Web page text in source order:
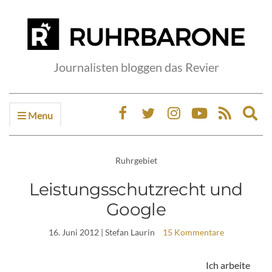
Journalisten bloggen das Revier
Menu
Ruhrgebiet
Leistungsschutzrecht und
Google
16. Juni 2012| Stefan Laurin 15 Kommentare
Ich arbeite